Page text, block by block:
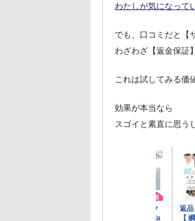
わたしが気になって
でも、口コミだと【
わざわざ【返金保証
これは試してみる価
効果が本当なら
スゴイと素直に思う